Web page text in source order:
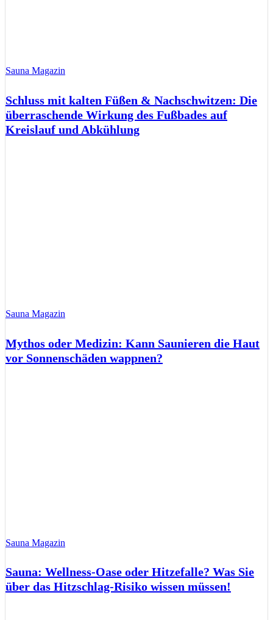
Sauna Magazin
Schluss mit kalten Füßen & Nachschwitzen: Die
überraschende Wirkung des Fußbades auf
Kreislauf und Abkühlung
Sauna Magazin
Mythos oder Medizin: Kann Saunieren die Haut
vor Sonnenschäden wappnen?
Sauna Magazin
Sauna: Wellness-Oase oder Hitzefalle? Was Sie
über das Hitzschlag-Risiko wissen müssen!